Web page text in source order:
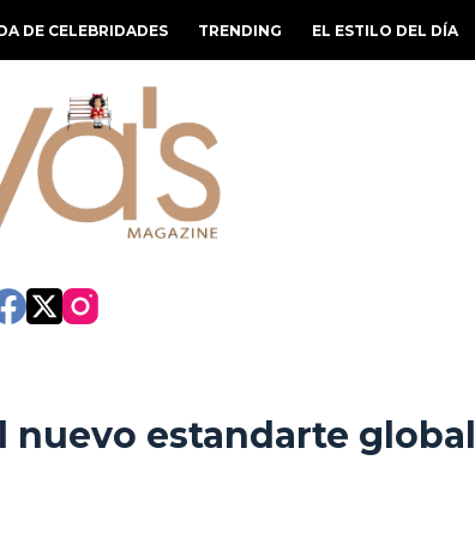
DE CELEBRIDADES TRENDING EL ESTILO DEL DÍA
nuevo estandarte global